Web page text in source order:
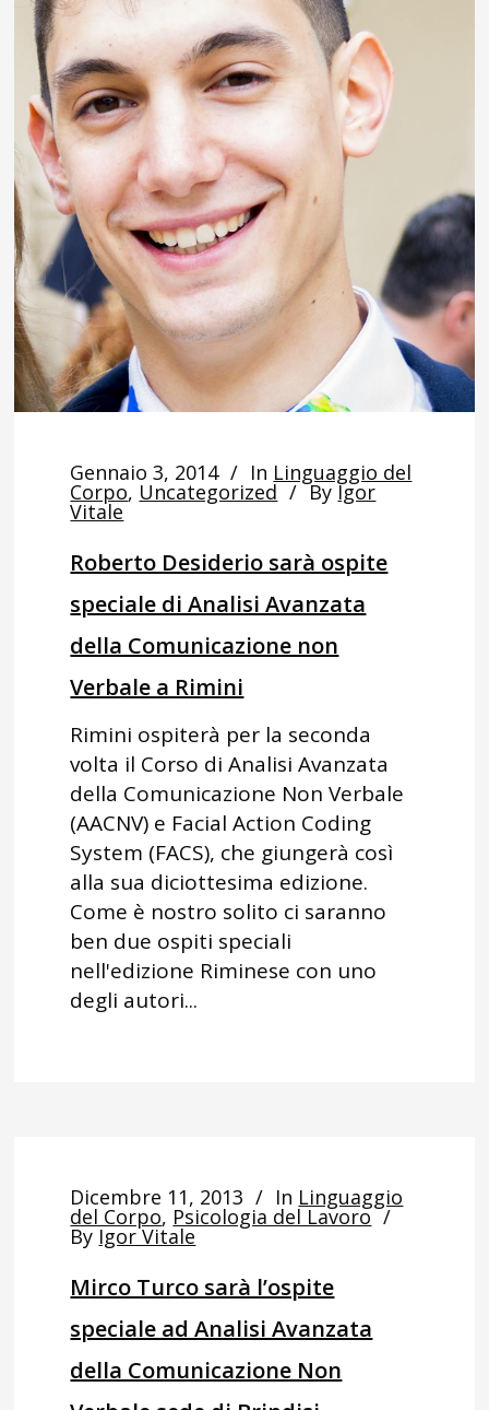
Gennaio 3, 2014 In Linguaggio del
Corpo, Uncategorized By Igor
Vitale
Roberto Desiderio sarà ospite
speciale di Analisi Avanzata
della Comunicazione non
Verbale a Rimini
Rimini ospiterà per la seconda
volta il Corso di Analisi Avanzata
della Comunicazione Non Verbale
(AACNV) e Facial Action Coding
System (FACS), che giungerà così
alla sua diciottesima edizione.
Come è nostro solito ci saranno
ben due ospiti speciali
nell'edizione Riminese con uno
degli autori...
Dicembre 11, 2013 In Linguaggio
del Corpo, Psicologia del Lavoro
By Igor Vitale
Mirco Turco sarà l’ospite
speciale ad Analisi Avanzata
della Comunicazione Non